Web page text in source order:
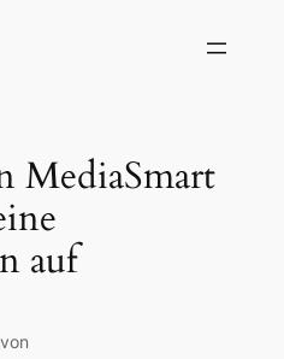
MediaSmart
auf
von